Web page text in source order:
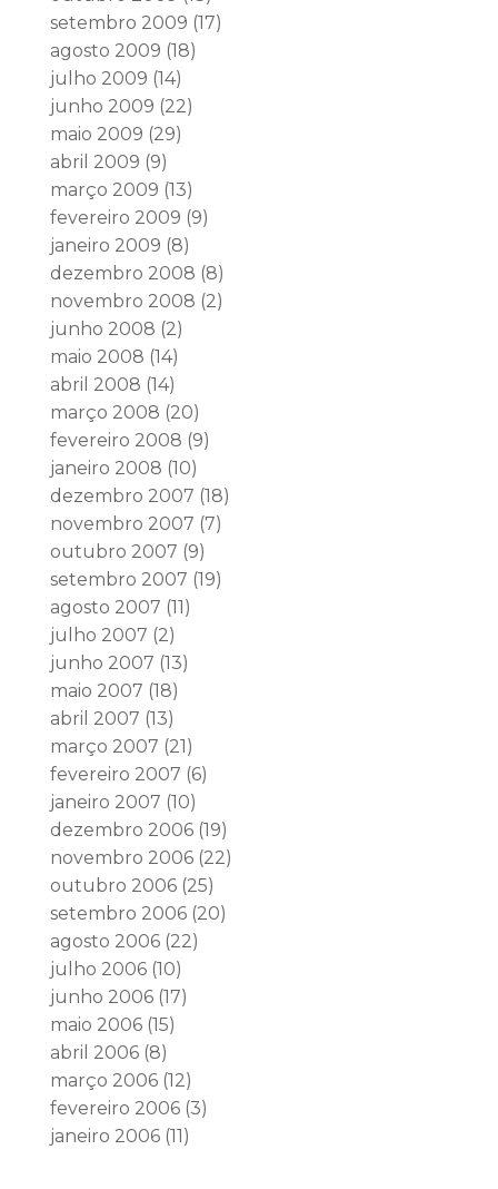
setembro 2009 (17)
agosto 2009 (18)
julho 2009 (14)
junho 2009 (22)
maio 2009 (29)
abril 2009 (9)
março 2009 (13)
fevereiro 2009 (9)
janeiro 2009 (8)
dezembro 2008 (8)
novembro 2008 (2)
junho 2008 (2)
maio 2008 (14)
abril 2008 (14)
março 2008 (20)
fevereiro 2008 (9)
janeiro 2008 (10)
dezembro 2007 (18)
novembro 2007 (7)
outubro 2007 (9)
setembro 2007 (19)
agosto 2007 (11)
julho 2007 (2)
junho 2007 (13)
maio 2007 (18)
abril 2007 (13)
março 2007 (21)
fevereiro 2007 (6)
janeiro 2007 (10)
dezembro 2006(19)
novembro 2006(22)
outubro 2006(25)
setembro 2006(20)
agosto 2006(22)
julho 2006(10)
junho 2006(17)
maio 2006(15)
abril 2006(8)
março 2006(12)
fevereiro 2006(3)
janeiro 2006(11)